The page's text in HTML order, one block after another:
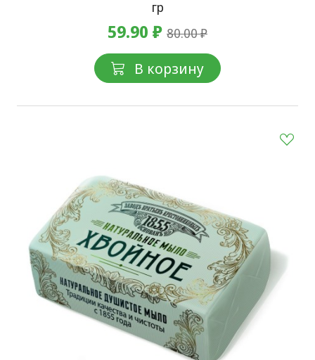
гр
59.90 ₽ 80.00 ₽
В корзину